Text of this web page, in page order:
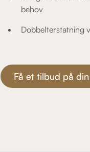
behov
Dobbelterstatning
Få et tilbud på